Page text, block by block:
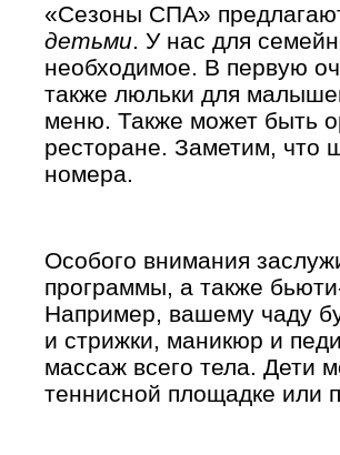
«Сезоны СПА»
детьми. У нас для
необходимое. В первую
также люльки для
меню. Также может быть
ресторане. Заметим, что
номера.
Особого внимания
программы, а также
Например, вашему чаду
и стрижки, маникюр и
массаж всего тела. Дети
теннисной площадке или